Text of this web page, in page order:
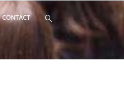
CONTACT